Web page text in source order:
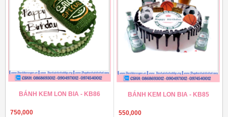
BÁNH KEM LON BIA - KB86
750,000
BÁNH KEM LON BIA - KB85
550,000